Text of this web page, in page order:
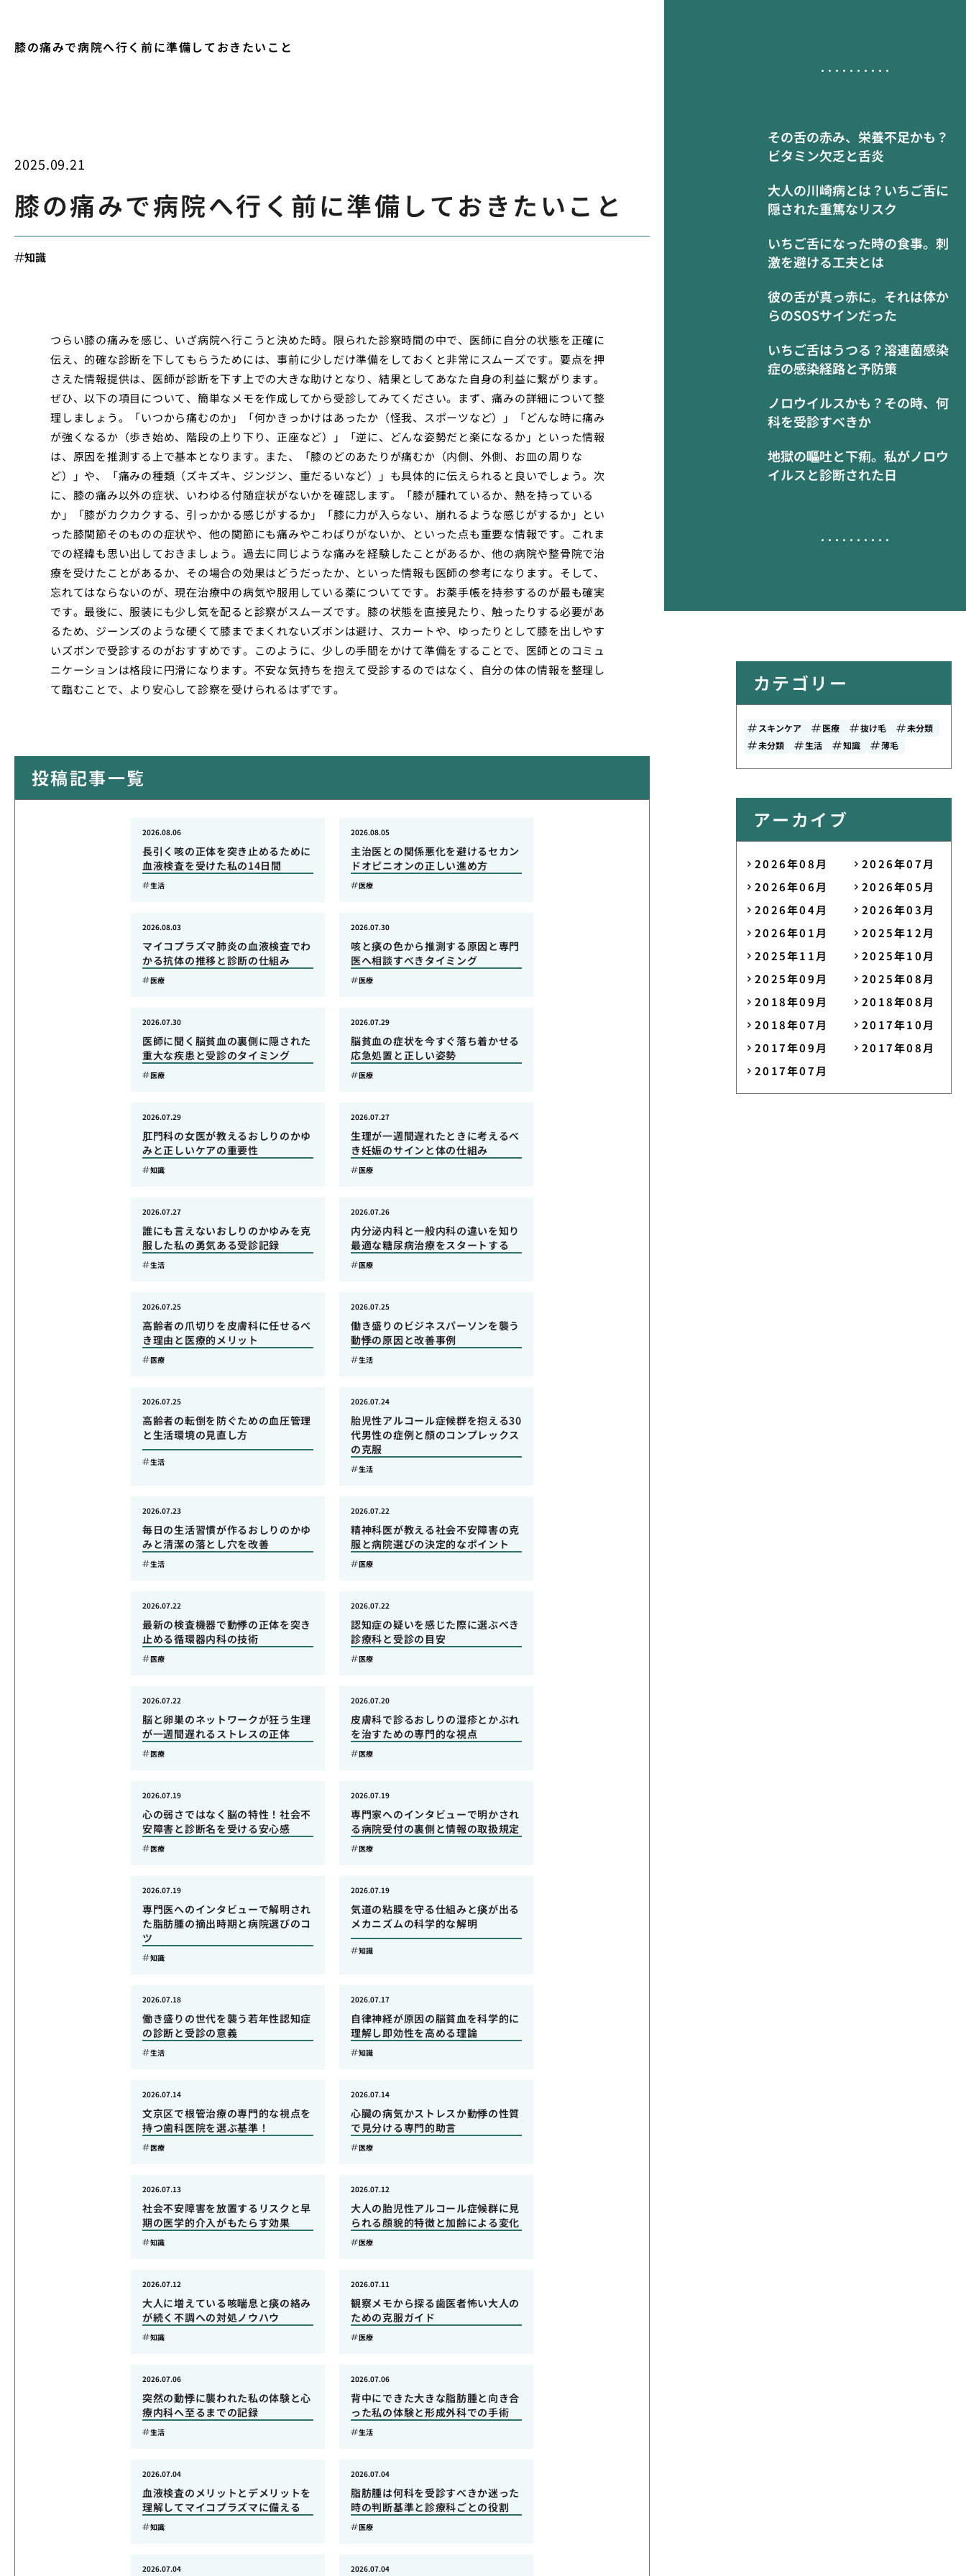
膝の痛みで病院へ行く前に準備しておきたいこと
その舌の赤み、栄養不足かも？
ビタミン欠乏と舌炎
大人の川崎病とは？いちご舌に
隠された重篤なリスク
いちご舌になった時の食事。刺
激を避ける工夫とは
彼の舌が真っ赤に。それは体か
らのSOSサインだった
いちご舌はうつる？溶連菌感染
症の感染経路と予防策
ノロウイルスかも？その時、何
科を受診すべきか
地獄の嘔吐と下痢。私がノロウ
イルスと診断された日
2025.09.21
膝の痛みで病院へ行く前に準備しておきたいこと
知識
つらい膝の痛みを感じ、いざ病院へ行こうと決めた時。限られた診察時間の中で、医師に自分の状態を正確に
伝え、的確な診断を下してもらうためには、事前に少しだけ準備をしておくと非常にスムーズです。要点を押
さえた情報提供は、医師が診断を下す上での大きな助けとなり、結果としてあなた自身の利益に繋がります。
ぜひ、以下の項目について、簡単なメモを作成してから受診してみてください。まず、痛みの詳細について整
理しましょう。「いつから痛むのか」「何かきっかけはあったか（怪我、スポーツなど）」「どんな時に痛み
が強くなるか（歩き始め、階段の上り下り、正座など）」「逆に、どんな姿勢だと楽になるか」といった情報
は、原因を推測する上で基本となります。また、「膝のどのあたりが痛むか（内側、外側、お皿の周りな
ど）」や、「痛みの種類（ズキズキ、ジンジン、重だるいなど）」も具体的に伝えられると良いでしょう。次
に、膝の痛み以外の症状、いわゆる付随症状がないかを確認します。「膝が腫れているか、熱を持っている
か」「膝がカクカクする、引っかかる感じがするか」「膝に力が入らない、崩れるような感じがするか」とい
った膝関節そのものの症状や、他の関節にも痛みやこわばりがないか、といった点も重要な情報です。これま
での経緯も思い出しておきましょう。過去に同じような痛みを経験したことがあるか、他の病院や整骨院で治
療を受けたことがあるか、その場合の効果はどうだったか、といった情報も医師の参考になります。そして、
忘れてはならないのが、現在治療中の病気や服用している薬についてです。お薬手帳を持参するのが最も確実
です。最後に、服装にも少し気を配ると診察がスムーズです。膝の状態を直接見たり、触ったりする必要があ
るため、ジーンズのような硬くて膝までまくれないズボンは避け、スカートや、ゆったりとして膝を出しやす
いズボンで受診するのがおすすめです。このように、少しの手間をかけて準備をすることで、医師とのコミュ
ニケーションは格段に円滑になります。不安な気持ちを抱えて受診するのではなく、自分の体の情報を整理し
て臨むことで、より安心して診察を受けられるはずです。
投稿記事一覧
長引く咳の正体を突き止めるために
血液検査を受けた私の14日間
2026.08.06
生活
主治医との関係悪化を避けるセカン
ドオピニオンの正しい進め方
2026.08.05
医療
マイコプラズマ肺炎の血液検査でわ
かる抗体の推移と診断の仕組み
2026.08.03
医療
咳と痰の色から推測する原因と専門
医へ相談すべきタイミング
2026.07.30
医療
医師に聞く脳貧血の裏側に隠された
重大な疾患と受診のタイミング
2026.07.30
医療
脳貧血の症状を今すぐ落ち着かせる
応急処置と正しい姿勢
2026.07.29
医療
肛門科の女医が教えるおしりのかゆ
みと正しいケアの重要性
2026.07.29
知識
生理が一週間遅れたときに考えるべ
き妊娠のサインと体の仕組み
2026.07.27
医療
誰にも言えないおしりのかゆみを克
服した私の勇気ある受診記録
2026.07.27
生活
内分泌内科と一般内科の違いを知り
最適な糖尿病治療をスタートする
2026.07.26
医療
高齢者の爪切りを皮膚科に任せるべ
き理由と医療的メリット
2026.07.25
医療
働き盛りのビジネスパーソンを襲う
動悸の原因と改善事例
2026.07.25
生活
高齢者の転倒を防ぐための血圧管理
と生活環境の見直し方
2026.07.25
生活
胎児性アルコール症候群を抱える30
代男性の症例と顔のコンプレックス
の克服
2026.07.24
生活
毎日の生活習慣が作るおしりのかゆ
みと清潔の落とし穴を改善
2026.07.23
生活
精神科医が教える社会不安障害の克
服と病院選びの決定的なポイント
2026.07.22
医療
最新の検査機器で動悸の正体を突き
止める循環器内科の技術
2026.07.22
医療
認知症の疑いを感じた際に選ぶべき
診療科と受診の目安
2026.07.22
医療
脳と卵巣のネットワークが狂う生理
が一週間遅れるストレスの正体
2026.07.22
医療
皮膚科で診るおしりの湿疹とかぶれ
を治すための専門的な視点
2026.07.20
医療
心の弱さではなく脳の特性！社会不
安障害と診断名を受ける安心感
2026.07.19
医療
専門家へのインタビューで明かされ
る病院受付の裏側と情報の取扱規定
2026.07.19
医療
専門医へのインタビューで解明され
た脂肪腫の摘出時期と病院選びのコ
ツ
2026.07.19
知識
気道の粘膜を守る仕組みと痰が出る
メカニズムの科学的な解明
2026.07.19
知識
働き盛りの世代を襲う若年性認知症
の診断と受診の意義
2026.07.18
生活
自律神経が原因の脳貧血を科学的に
理解し即効性を高める理論
2026.07.17
知識
文京区で根管治療の専門的な視点を
持つ歯科医院を選ぶ基準！
2026.07.14
医療
心臓の病気かストレスか動悸の性質
で見分ける専門的助言
2026.07.14
医療
社会不安障害を放置するリスクと早
期の医学的介入がもたらす効果
2026.07.13
知識
大人の胎児性アルコール症候群に見
られる顔貌的特徴と加齢による変化
2026.07.12
医療
大人に増えている咳喘息と痰の絡み
が続く不調への対処ノウハウ
2026.07.12
知識
観察メモから探る歯医者怖い大人の
ための克服ガイド
2026.07.11
医療
突然の動悸に襲われた私の体験と心
療内科へ至るまでの記録
2026.07.06
生活
背中にできた大きな脂肪腫と向き合
った私の体験と形成外科での手術
2026.07.06
生活
血液検査のメリットとデメリットを
理解してマイコプラズマに備える
2026.07.04
知識
脂肪腫は何科を受診すべきか迷った
時の判断基準と診療科ごとの役割
2026.07.04
医療
2026.07.04 2026.07.04
カテゴリー
スキンケア 医療 抜け毛
未分類
未分類
生活 知識 薄毛
アーカイブ
2026年08月
2026年07月
2026年06月
2026年05月
2026年04月
2026年03月
2026年01月
2025年12月
2025年11月
2025年10月
2025年09月
2025年08月
2018年09月
2018年08月
2018年07月
2017年10月
2017年09月
2017年08月
2017年07月